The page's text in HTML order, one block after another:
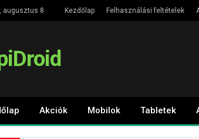
augusztus 8 Kezdőlap Felhasználási feltételek
Akciók Mobilok Tabletek